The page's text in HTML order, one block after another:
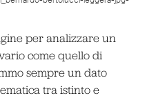
per analizzare un
come quello di
sempre un dato
tra istinto e